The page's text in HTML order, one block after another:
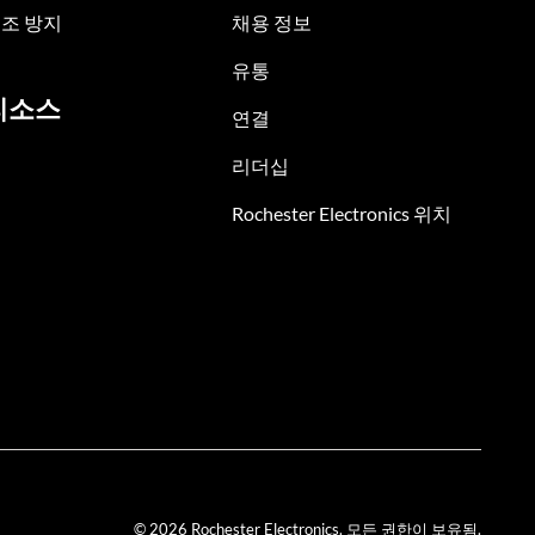
방지
소스
채용 정보
유통
연결
리더십
Rochester Electronics 위치
© 2026 Rochester Electronics. 모든 권한이 보유됨.